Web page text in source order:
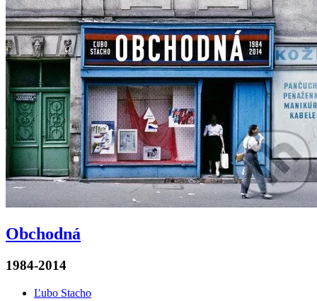
Obchodná
1984-2014
Ľubo Stacho